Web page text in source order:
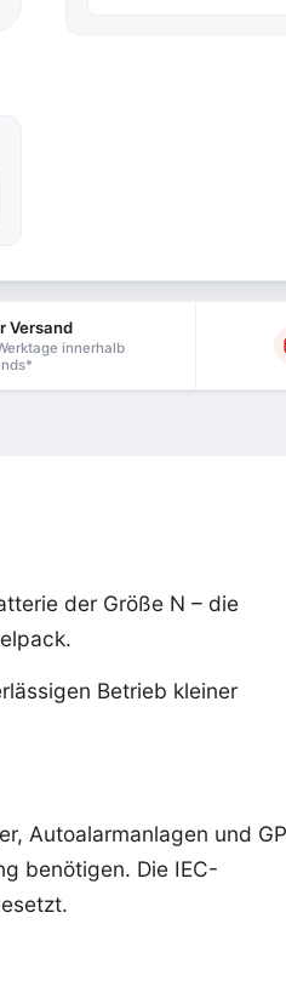
Versand
innerhalb
der Größe N – die
Betrieb kleiner
Autoalarmanlagen und
benötigen. Die IEC-